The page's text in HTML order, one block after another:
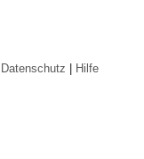
Datenschutz | Hilfe